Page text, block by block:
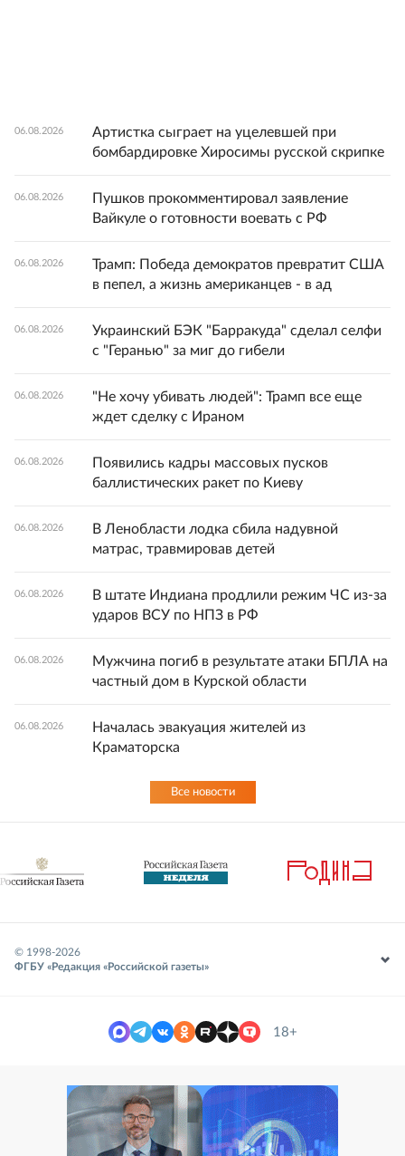
06.08.2026
Артистка сыграет на уцелевшей при
бомбардировке Хиросимы русской скрипке
06.08.2026
Пушков прокомментировал заявление
Вайкуле о готовности воевать с РФ
06.08.2026
Трамп: Победа демократов превратит США
в пепел, а жизнь американцев - в ад
06.08.2026
Украинский БЭК "Барракуда" сделал селфи
с "Геранью" за миг до гибели
06.08.2026
"Не хочу убивать людей": Трамп все еще
ждет сделку с Ираном
06.08.2026
Появились кадры массовых пусков
баллистических ракет по Киеву
06.08.2026
В Ленобласти лодка сбила надувной
матрас, травмировав детей
06.08.2026
В штате Индиана продлили режим ЧС из-за
ударов ВСУ по НПЗ в РФ
06.08.2026
Мужчина погиб в результате атаки БПЛА на
частный дом в Курской области
06.08.2026
Началась эвакуация жителей из
Краматорска
Все новости
© 1998-2026
ФГБУ «Редакция «Российской газеты»
18+